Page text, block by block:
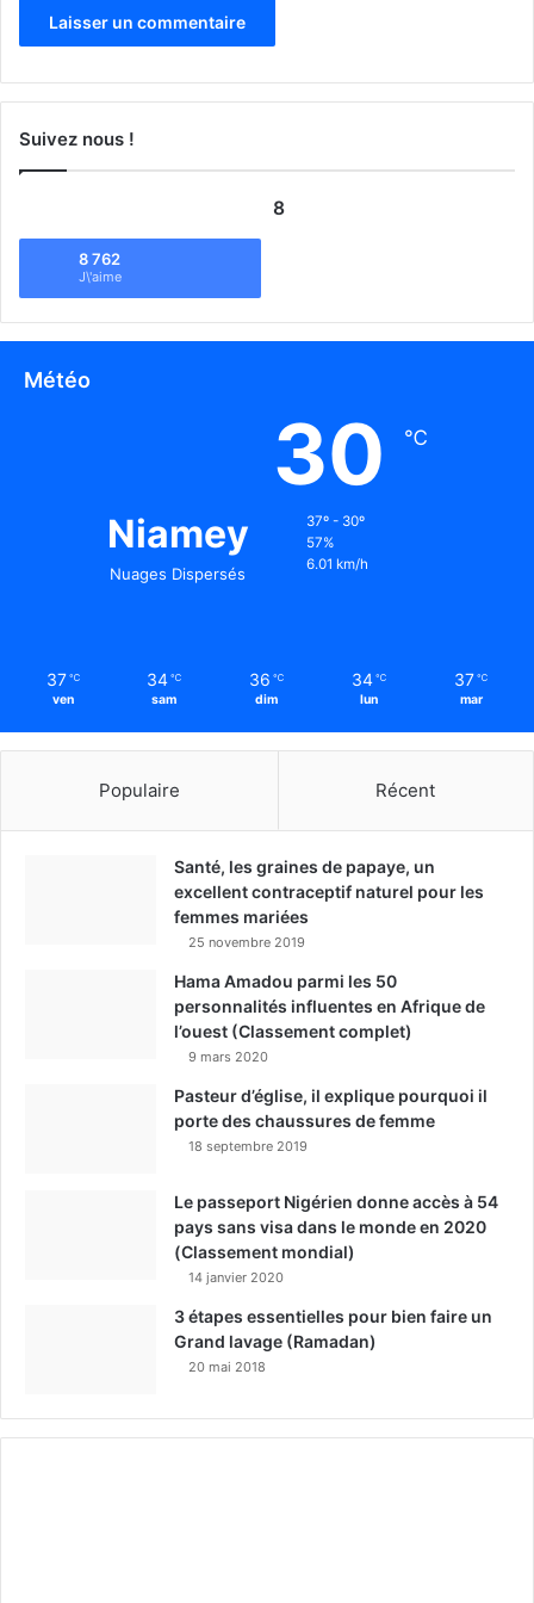
Suivez nous !
8
8 762
J\'aime
Météo
Niamey
Nuages Dispersés
30 ℃
37º - 30º
57%
6.01 km/h
37 ℃
ven
34 ℃
sam
36 ℃
dim
34 ℃
lun
37 ℃
mar
Populaire Récent
Santé, les graines de papaye, un
excellent contraceptif naturel pour les
femmes mariées
25 novembre 2019
Hama Amadou parmi les 50
personnalités influentes en Afrique de
l’ouest (Classement complet)
9 mars 2020
Pasteur d’église, il explique pourquoi il
porte des chaussures de femme
18 septembre 2019
Le passeport Nigérien donne accès à 54
pays sans visa dans le monde en 2020
(Classement mondial)
14 janvier 2020
3 étapes essentielles pour bien faire un
Grand lavage (Ramadan)
20 mai 2018